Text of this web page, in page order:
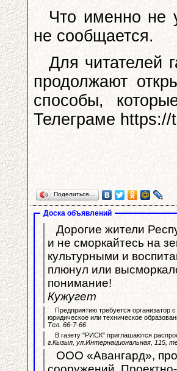
Что именно не
не сообщается.
Для читателей
продолжают
способы,
Телеграме
Поделиться…
Доска объявлений
Дорогие жители
и не сморкайтесь на
культурными и
плюнул или
понимание!
Кужугет
Предприятию требуется
юридическое или техническое
Тел. 66-7-66
В газету "РИСК" приглашаются
г.Кызыл, ул.Интернациональная, 115,
ООО «Авангард»,